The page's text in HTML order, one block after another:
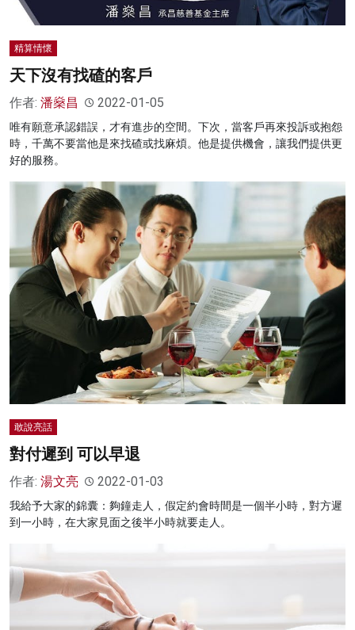
精算情懷
天下沒有找碴的客戶
作者: 潘燊昌 2022-01-05
唯有願意承認錯誤，才有進步的空間。下次，當客戶再來投訴或抱怨
時，千萬不要當他是來找碴或找麻煩。他是提供機會，讓我們提供更
好的服務。
敢說亮話
對付遲到 可以早退
作者: 湯文亮 2022-01-03
我給予大家的錦囊：夠鐘走人，假定約會時間是一個半小時，對方遲
到一小時，在大家見面之後半小時就要走人。